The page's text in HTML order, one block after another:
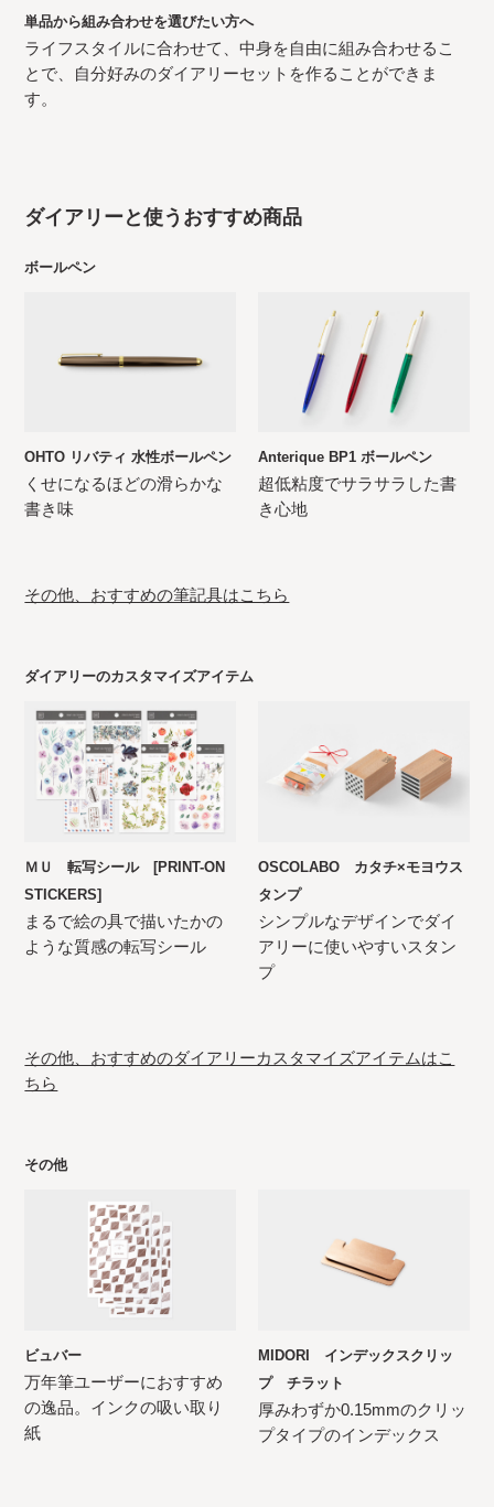
単品から組み合わせを選びたい方へ
ライフスタイルに合わせて、中身を自由に組み合わせるこ
とで、自分好みのダイアリーセットを作ることができま
す。
ダイアリーと使うおすすめ商品
ボールペン
OHTO リバティ 水性ボールペン
くせになるほどの滑らかな
書き味
Anterique BP1 ボールペン
超低粘度でサラサラした書
き心地
その他、おすすめの筆記具はこちら
ダイアリーのカスタマイズアイテム
ＭＵ 転写シール [PRINT-ON
STICKERS]
まるで絵の具で描いたかの
ような質感の転写シール
OSCOLABO カタチ×モヨウス
タンプ
シンプルなデザインでダイ
アリーに使いやすいスタン
プ
その他、おすすめのダイアリーカスタマイズアイテムはこ
ちら
その他
ビュバー
万年筆ユーザーにおすすめ
の逸品。インクの吸い取り
紙
MIDORI インデックスクリッ
プ チラット
厚みわずか0.15mmのクリッ
プタイプのインデックス